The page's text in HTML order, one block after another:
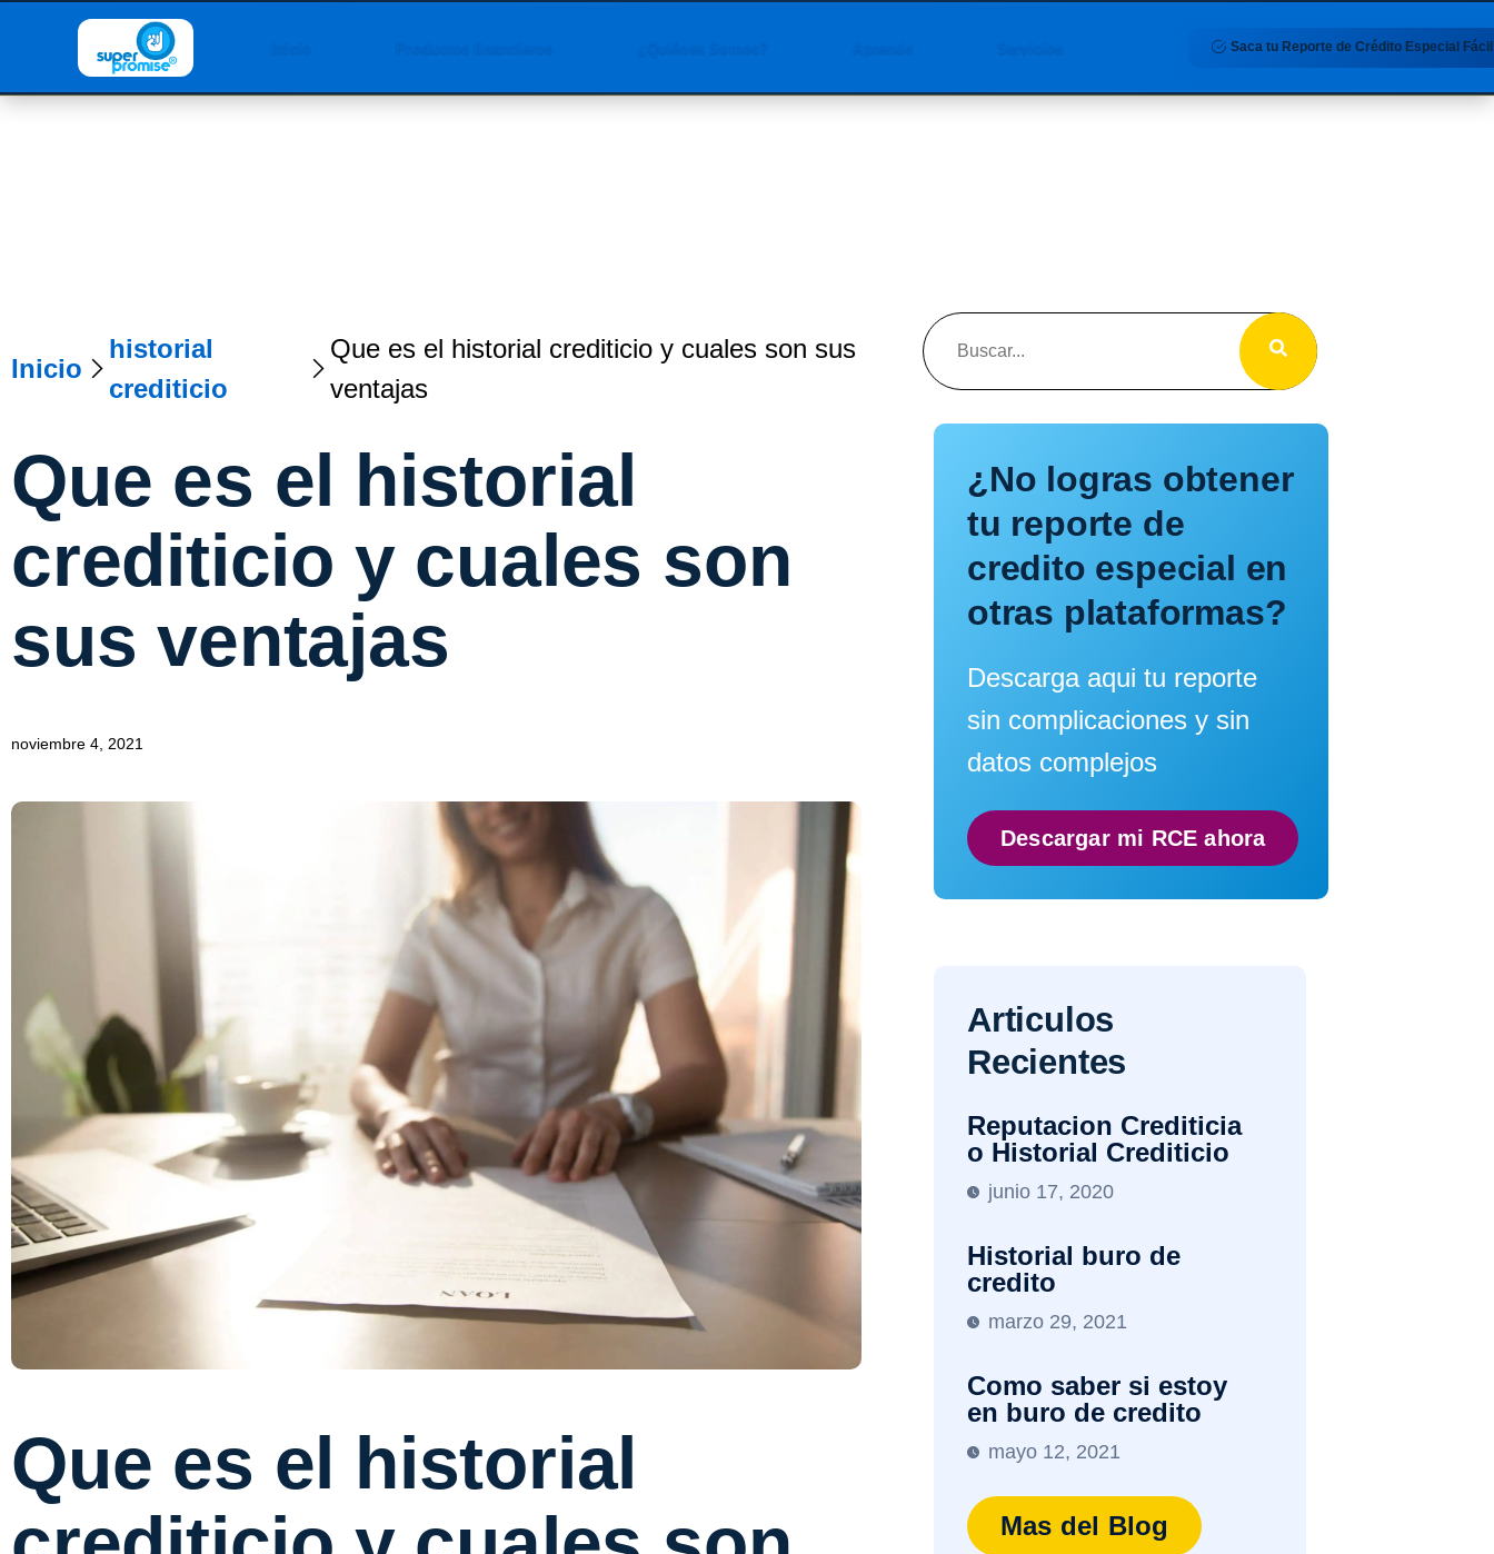
Servicios
Productos financieros ¿Quiénes Somos? Saca tu Reporte de Crédito Especial Fácil
Inicio
historial
crediticio
Que es el historial crediticio y cuales son sus
ventajas
Que es el historial
crediticio y cuales son
sus ventajas
noviembre 4, 2021
Que es el historial
¿No logras obtener
tu reporte de
credito especial en
otras plataformas?
Descarga aqui tu reporte
sin complicaciones y sin
datos complejos
Descargar mi RCE ahora
Articulos
Recientes
Reputacion Crediticia
o Historial Crediticio
junio 17, 2020
Historial buro de
credito
marzo 29, 2021
Como saber si estoy
en buro de credito
mayo 12, 2021
Mas del Blog